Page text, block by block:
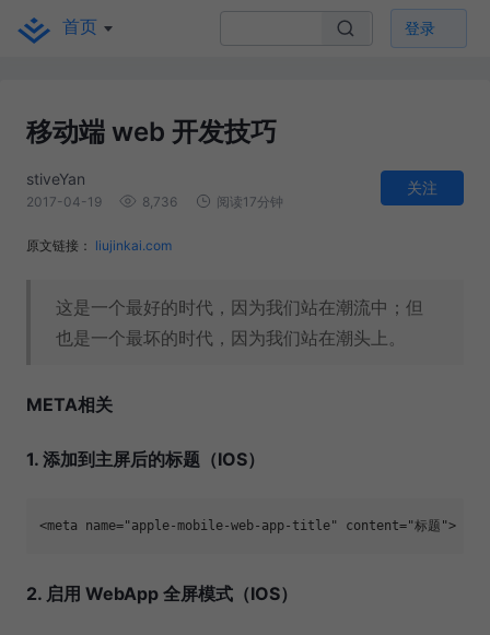
首页 登录
移动端 web 开发技巧
stiveYan
2017-04-19 8,736 阅读17分钟
关注
原文链接： liujinkai.com
这是一个最好的时代，因为我们站在潮流中；但
也是一个最坏的时代，因为我们站在潮头上。
META相关
1. 添加到主屏后的标题（IOS）
<meta name="apple-mobile-web-app-title" content="标题">
2. 启用 WebApp 全屏模式（IOS）